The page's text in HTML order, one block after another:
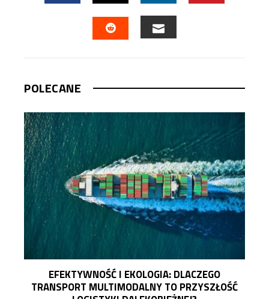
FACEBOOKTWITTERLINKEDIN
POLECANE
EFEKTYWNOŚĆ I EKOLOGIA: DLACZEGO
TRANSPORT MULTIMODALNY TO PRZYSZŁOŚĆ